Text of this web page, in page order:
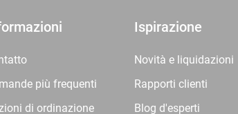
più frequenti
di ordinazione
Ispirazione
Novità e liquidazioni
Rapporti clienti
Blog d'esperti